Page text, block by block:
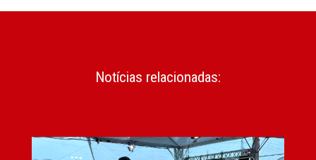
Notícias relacionadas: